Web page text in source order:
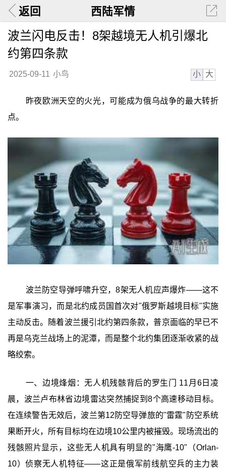
返回 西陆军情
波兰闪电反击！8架越境无人机引爆北
约第四条款
2025-09-11 小鸟 小 大
昨夜欧洲天空的火光，可能成为俄乌战争的最大转折
点。
波兰防空导弹呼啸升空，8架无人机应声爆炸——这不
是军事演习，而是北约成员国首次对"俄罗斯越境目标"实施
主动反击。随着波兰援引北约第四条款，普京面临的早已不
再是乌克兰战场上的泥潭，而是整个北约集团逐渐收紧的战
略绞索。
一、边境烽烟：无人机残骸背后的罗生门 11月6日凌
晨，波兰卢布林省边境雷达突然捕捉到8个高速移动目标。
在连续警告无效后，波兰第12防空导弹旅的"雷霆"防空系统
果断开火，所有目标均在边境10公里内被摧毁。现场流出的
残骸照片显示，这些无人机具有明显的"海鹰-10"（Orlan-
10）侦察无人机特征——这正是俄军前线航空兵的主力装